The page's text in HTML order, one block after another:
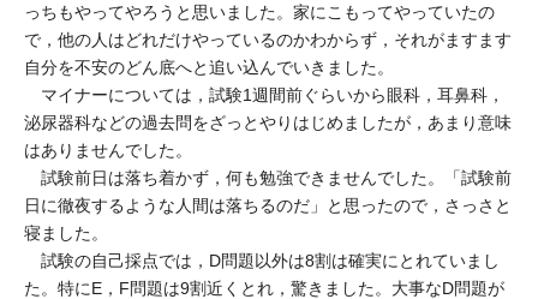
っちもやってやろうと思いました。家にこもってやっていたの
で，他の人はどれだけやっているのかわからず，それがますます
自分を不安のどん底へと追い込んでいきました。
マイナーについては，試験1週間前ぐらいから眼科，耳鼻科，
泌尿器科などの過去問をざっとやりはじめましたが，あまり意味
はありませんでした。
試験前日は落ち着かず，何も勉強できませんでした。「試験前
日に徹夜するような人間は落ちるのだ」と思ったので，さっさと
寝ました。
試験の自己採点では，D問題以外は8割は確実にとれていまし
た。特にE，F問題は9割近くとれ，驚きました。大事なD問題が